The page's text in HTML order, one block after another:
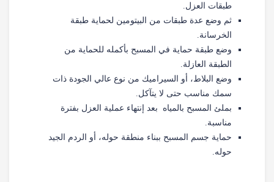
طبقات العزل.
ثم وضع عدة طبقات من البيتومين لحماية طبقة
الخرسانة.
وضع طبقة حماية في المسبح بأكمله للحماية من
الطبقة العازلة.
وضع البلاط، أو السيراميك من نوع عالي الجودة ذات
سمك مناسب حتى لا يتآكل.
بملئ المسبح بالمياه بعد إنتهاء عملية العزل بفترة
مناسبة.
حماية جسم المسبح ببناء منطقة حوله، أو الردم الجيد
حوله.